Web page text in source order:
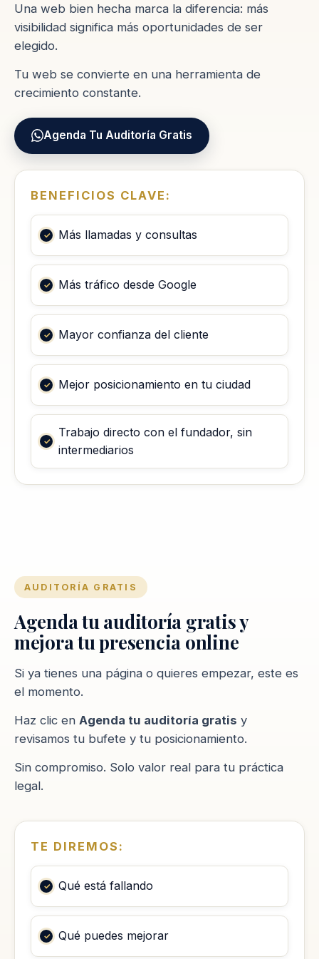
Una web bien hecha marca la diferencia: más
visibilidad significa más oportunidades de ser
elegido.
Tu web se convierte en una herramienta de
crecimiento constante.
Agenda Tu Auditoría Gratis
BENEFICIOS CLAVE:
Más llamadas y consultas
Más tráfico desde Google
Mayor confianza del cliente
Mejor posicionamiento en tu ciudad
Trabajo directo con el fundador, sin
intermediarios
TE DIREMOS:
Qué está fallando
Qué puedes mejorar
AUDITORÍA GRATIS
Agenda tu auditoría gratis y
mejora tu presencia online
Si ya tienes una página o quieres empezar, este es
el momento.
Haz clic en Agenda tu auditoría gratis y
revisamos tu bufete y tu posicionamiento.
Sin compromiso. Solo valor real para tu práctica
legal.